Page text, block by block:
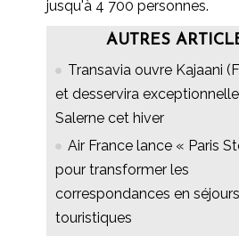
jusqu'à 4 700 personnes.
AUTRES
Transavia ouvre Kajaani
et desservira
Salerne cet hiver
Air France lance « Paris
pour transformer les
correspondances en séjours
touristiques